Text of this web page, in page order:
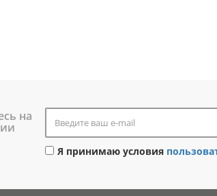
на
Я принимаю условия